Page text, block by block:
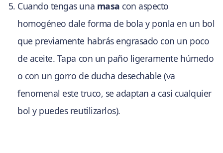
Cuando tengas una masa con aspecto
homogéneo dale forma de bola y ponla en un bol
que previamente habrás engrasado con un poco
de aceite. Tapa con un paño ligeramente húmedo
o con un gorro de ducha desechable (va
fenomenal este truco, se adaptan a casi cualquier
bol y puedes reutilizarlos).